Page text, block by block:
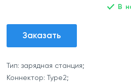
В
Заказать
Тип: зарядная станция;
Коннектор: Type2;